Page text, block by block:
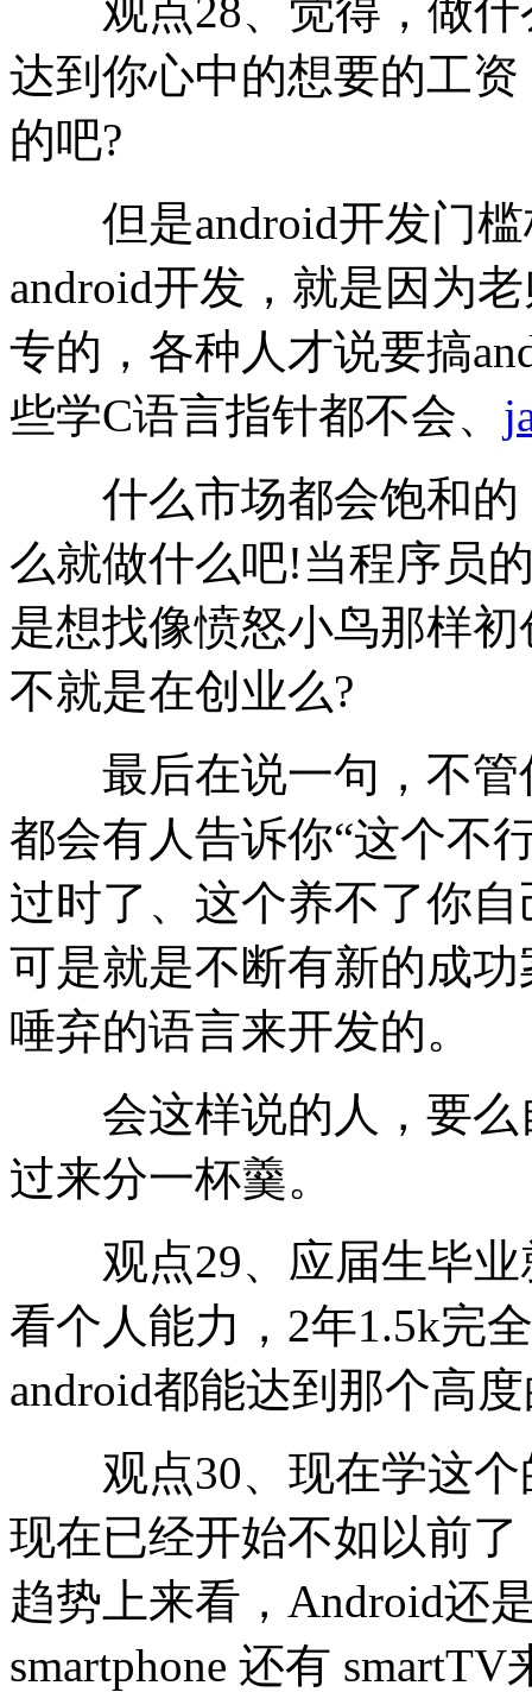
观点28、觉得，做什
达到你心中的想要的工
的吧?
但是android开发门槛
android开发，就是因为
专的，各种人才说要搞
些学C语言指针都不会、
什么市场都会饱和的
么就做什么吧!当程序员
是想找像愤怒小鸟那样
不就是在创业么?
最后在说一句，不管
都会有人告诉你“这个不
过时了、这个养不了你
可是就是不断有新的成
唾弃的语言来开发的。
会这样说的人，要么
过来分一杯羹。
观点29、应届生毕业
看个人能力，2年1.5k完
android都能达到那个高
观点30、现在学这个
现在已经开始不如以前
趋势上来看，Android还
smartphone 还有